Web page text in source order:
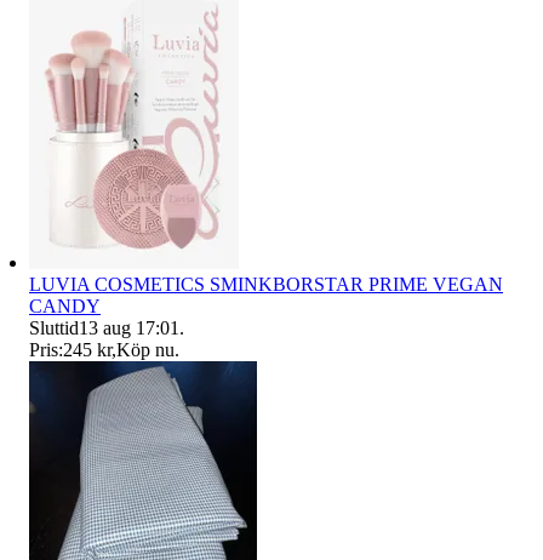
LUVIA COSMETICS SMINKBORSTAR PRIME VEGAN
CANDY
Sluttid13 aug 17:01 .
Pris:245 kr,Köp nu.